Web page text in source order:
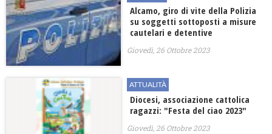
Alcamo, giro di vite della Polizia
su soggetti sottoposti a misure
cautelari e detentive
Giovedì, 26 Ottobre 2023
ATTUALITÀ
Diocesi, associazione cattolica
ragazzi: "Festa del ciao 2023"
Giovedì, 26 Ottobre 2023